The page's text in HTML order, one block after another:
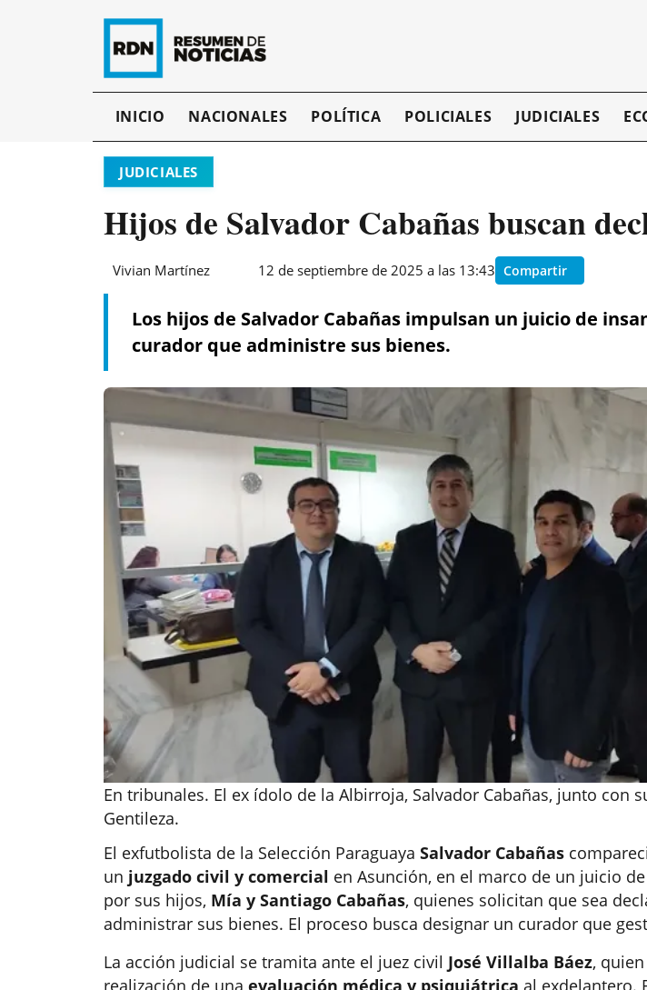
INICIO NACIONALES POLÍTICA POLICIALES JUDICIALES
JUDICIALES
Hijos de Salvador Cabañas buscan
Vivian Martínez 12 de septiembre de 2025 a las 13:43 Compartir
Los hijos de Salvador Cabañas impulsan un juicio de
curador que administre sus bienes.
En tribunales. El ex ídolo de la Albirroja, Salvador Cabañas, junto con
Gentileza.
El exfutbolista de la Selección Paraguaya Salvador Cabañas
un juzgado civil y comercial en Asunción, en el marco de un juicio de
por sus hijos, Mía y Santiago Cabañas, quienes solicitan que sea
administrar sus bienes. El proceso busca designar un curador que
La acción judicial se tramita ante el juez civil José Villalba Báez,
realización de una evaluación médica y psiquiátrica al exdelantero.